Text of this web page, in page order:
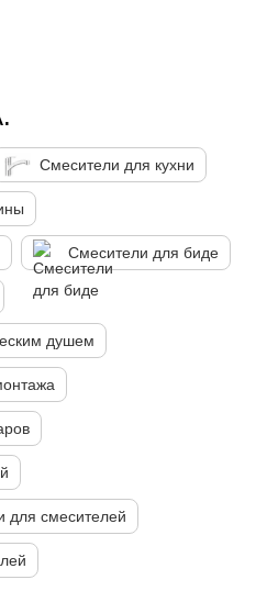
Смесители для кухни
Смесители для биде
душем
для смесителей